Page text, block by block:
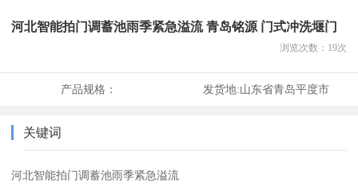
河北智能拍门调蓄池雨季紧急溢流 青岛铭源 门式冲洗堰门
浏览次数： 19次
产品规格： 发货地:山东省青岛平度市
关键词
河北智能拍门调蓄池雨季紧急溢流